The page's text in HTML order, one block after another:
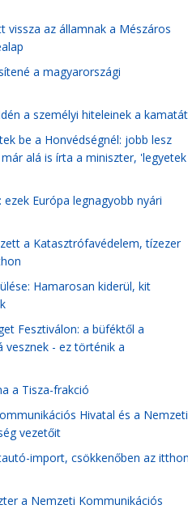
az államnak a Mészáros
a magyarországi
a személyi hiteleinek a kamatát
be a Honvédségnél: jobb lesz
alá is írta a miniszter, 'legyetek
Európa legnagyobb nyári
a Katasztrófavédelem, tízezer
Hamarosan kiderül, kit
Fesztiválon: a büféktől a
vesznek - ez történik a
a Tisza-frakció
Hivatal és a Nemzeti
vezetőit
import, csökkenőben az
a Nemzeti Kommunikációs